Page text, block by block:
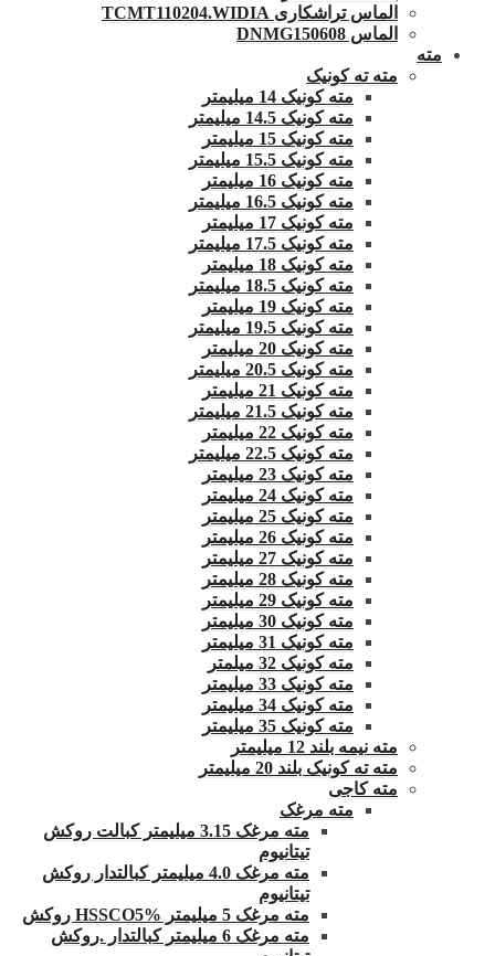
الماس تراشکاری TCMT110204.WIDIA
الماس DNMG150608
مته
مته ته کونیک
مته کونیک 14 میلیمتر
مته کونیک 14.5 میلیمتر
مته کونیک 15 میلیمتر
مته کونیک 15.5 میلیمتر
مته کونیک 16 میلیمتر
مته کونیک 16.5 میلیمتر
مته کونیک 17 میلیمتر
مته کونیک 17.5 میلیمتر
مته کونیک 18 میلیمتر
مته کونیک 18.5 میلیمتر
مته کونیک 19 میلیمتر
مته کونیک 19.5 میلیمتر
مته کونیک 20 میلیمتر
مته کونیک 20.5 میلیمتر
مته کونیک 21 میلیمتر
مته کونیک 21.5 میلیمتر
مته کونیک 22 میلیمتر
مته کونیک 22.5 میلیمتر
مته کونیک 23 میلیمتر
مته کونیک 24 میلیمتر
مته کونیک 25 میلیمتر
مته کونیک 26 میلیمتر
مته کونیک 27 میلیمتر
مته کونیک 28 میلیمتر
مته کونیک 29 میلیمتر
مته کونیک 30 میلیمتر
مته کونیک 31 میلیمتر
مته کونیک 32 میلمتر
مته کونیک 33 میلیمتر
مته کونیک 34 میلیمتر
مته کونیک 35 میلیمتر
مته نیمه بلند 12 میلیمتر
مته ته کونیک بلند 20 میلیمتر
مته کاجی
مته مرغک
مته مرغک 3.15 میلیمتر کبالت روکش
تیتانیوم
مته مرغک 4.0 میلیمتر کبالتدار روکش
تیتانیوم
مته مرغک 5 میلیمتر HSSCO5% روکش
مته مرغک 6 میلیمتر کبالتدار .روکش